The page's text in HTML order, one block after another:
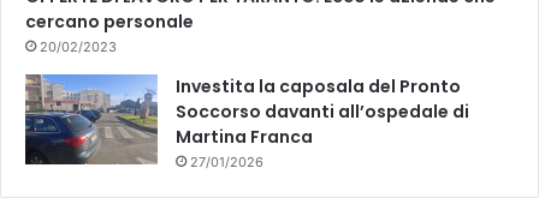
cercano personale
20/02/2023
Investita la caposala del Pronto
Soccorso davanti all’ospedale di
Martina Franca
27/01/2026